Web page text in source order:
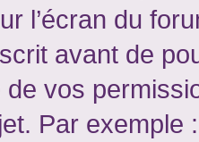
l’écran du
avant de
vos
Par exemple